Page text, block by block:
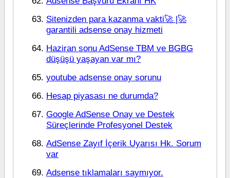
Sitenizden para kazanma vakti🚀 |🚀
garantili adsense onay hizmeti
Haziran sonu AdSense TBM ve BGBG
düşüşü yaşayan var mı?
youtube adsense onay sorunu
Hesap piyasası ne durumda?
Google AdSense Onay ve Destek
Süreçlerinde Profesyonel Destek
AdSense Zayıf İçerik Uyarısı Hk. Sorum
var
Adsense tıklamaları saymıyor.